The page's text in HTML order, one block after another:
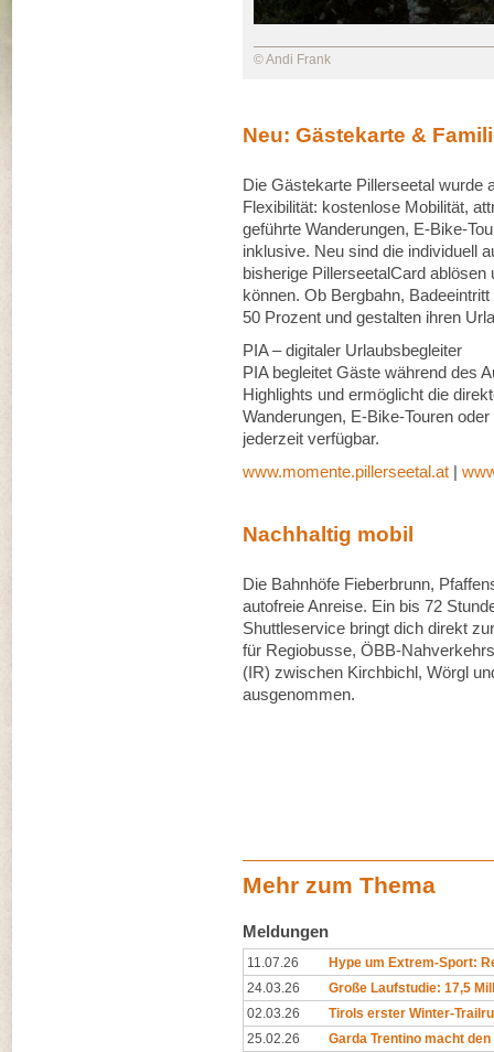
© Andi Frank
Neu: Gästekarte &
Die Gästekarte Pillerseetal wurde
Flexibilität: kostenlose Mobilität,
geführte Wanderungen, E-Bike-
inklusive. Neu sind die individuell
bisherige PillerseetalCard
können. Ob Bergbahn,
50 Prozent und gestalten ihren
PIA – digitaler Urlaubsbegleiter
PIA begleitet Gäste während des
Highlights und ermöglicht die
Wanderungen, E-Bike-Touren
jederzeit verfügbar.
www.momente.pillerseetal.at |
Nachhaltig mobil
Die Bahnhöfe Fieberbrunn,
autofreie Anreise. Ein bis 72
Shuttleservice bringt dich direkt
für Regiobusse, ÖBB-
(IR) zwischen Kirchbichl, Wörgl
ausgenommen.
Mehr zum Thema
Meldungen
11.07.26
Hype um Extrem-Sport:
24.03.26
Große Laufstudie: 17,5
02.03.26
Tirols erster Winter-
25.02.26
Garda Trentino macht